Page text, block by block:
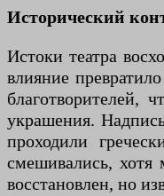
Исторический
Истоки театра
влияние
благотворителей,
украшения.
проходили
смешивались,
восстановлен, но